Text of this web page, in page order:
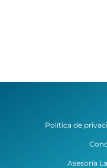
Política de
Asesoría